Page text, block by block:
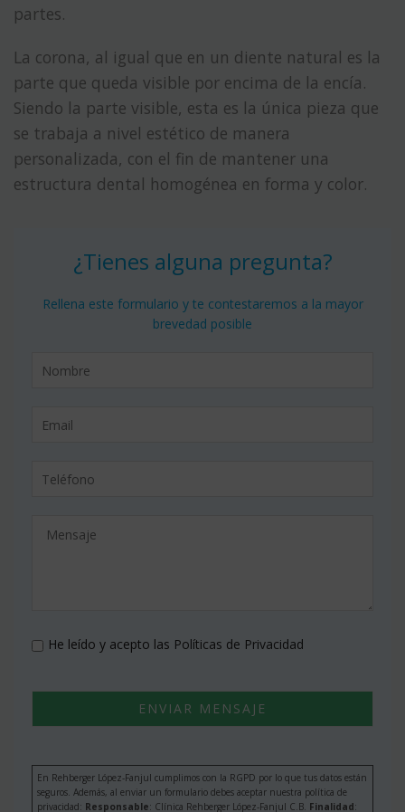
partes.
La corona, al igual que en un diente natural es la
parte que queda visible por encima de la encía.
Siendo la parte visible, esta es la única pieza que
se trabaja a nivel estético de manera
personalizada, con el fin de mantener una
estructura dental homogénea en forma y color.
¿Tienes alguna pregunta?
Rellena este formulario y te contestaremos a la mayor
brevedad posible
He leído y acepto las Políticas de Privacidad
En Rehberger López-Fanjul cumplimos con la RGPD por lo que tus datos están
seguros. Además, al enviar un formulario debes aceptar nuestra política de
privacidad: Responsable: Clínica Rehberger López-Fanjul C.B. Finalidad: